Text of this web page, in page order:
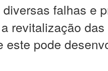
falhas e
revitalização
este pode